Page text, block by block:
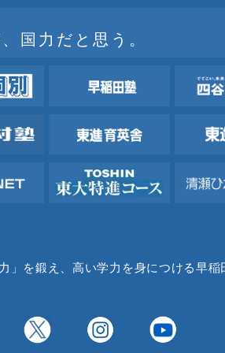
国力だと思う。
力」を鍛え、高い学力を身につける早稲